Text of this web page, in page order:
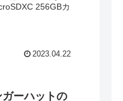
256GBカ
2023.04.22
ーハットの